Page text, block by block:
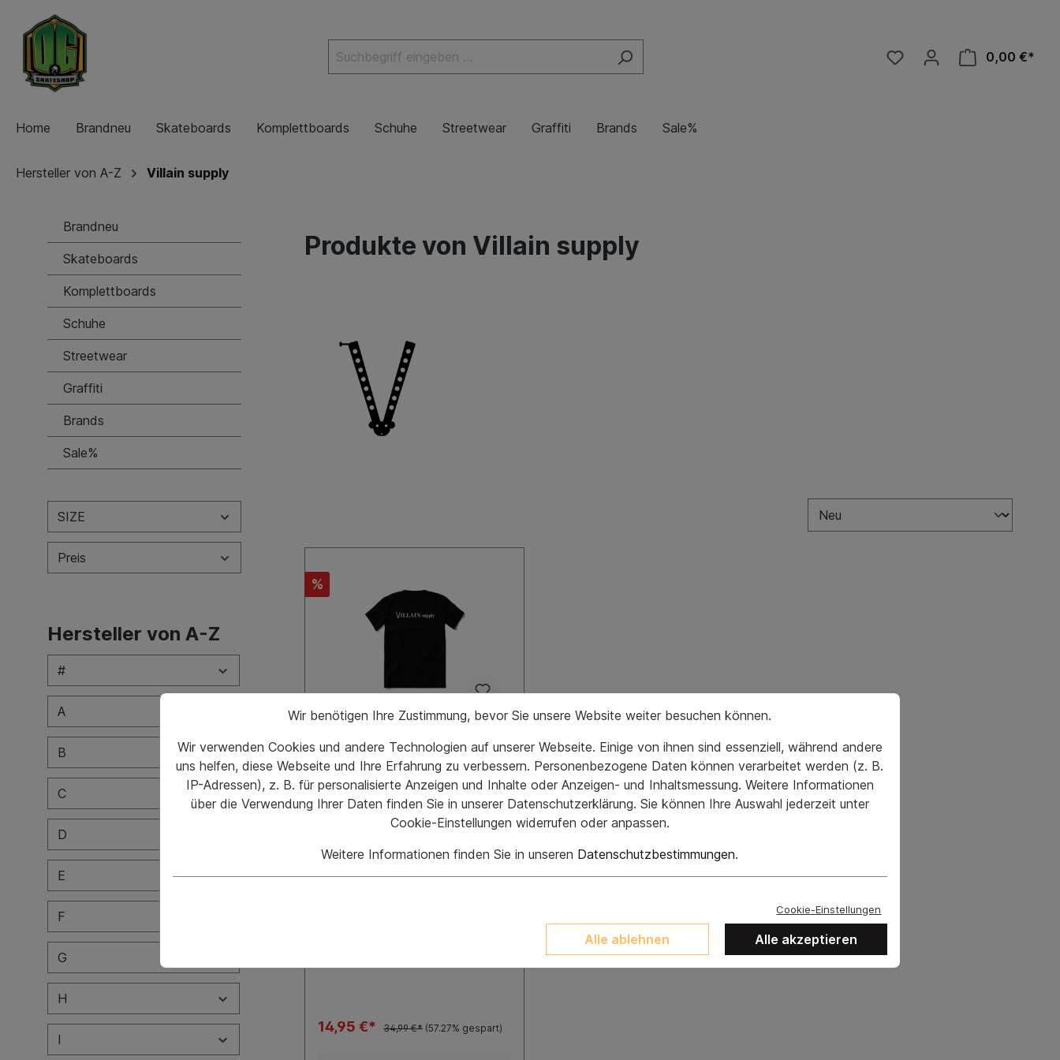
0,00 €*
Home Brandneu Skateboards Komplettboards Schuhe Streetwear Graffiti Brands Sale%
Hersteller von A-Z Villain supply
Brandneu
Skateboards
Komplettboards
Schuhe
Streetwear
Graffiti
Brands
Sale%
SIZE
Preis
Hersteller von A-Z
#
A
B
C
D
E
F
G
H
I
Produkte von Villain supply
%
Villain supply Classic Tee
SIZE
14,95 €* 34,99 €* (57.27% gespart)
Wir benötigen Ihre Zustimmung, bevor Sie unsere Website weiter besuchen können.
Wir verwenden Cookies und andere Technologien auf unserer Webseite. Einige von ihnen sind essenziell, während andere
uns helfen, diese Webseite und Ihre Erfahrung zu verbessern. Personenbezogene Daten können verarbeitet werden (z. B.
IP-Adressen), z. B. für personalisierte Anzeigen und Inhalte oder Anzeigen- und Inhaltsmessung. Weitere Informationen
über die Verwendung Ihrer Daten finden Sie in unserer Datenschutzerklärung. Sie können Ihre Auswahl jederzeit unter
Cookie-Einstellungen widerrufen oder anpassen.
Weitere Informationen finden Sie in unseren Datenschutzbestimmungen.
Cookie-Einstellungen
Alle ablehnen Alle akzeptieren